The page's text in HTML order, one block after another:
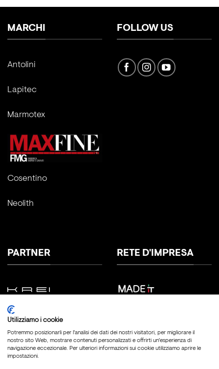
MARCHI
Antolini
Lapitec
Marmotex
Cosentino
Neolith
FOLLOW US
PARTNER RETE D'IMPRESA
Utilizziamo i cookie
Potremmo posizionarli per l'analisi dei dati dei nostri visitatori, per migliorare il
nostro sito Web, mostrare contenuti personalizzati e offrirti un'esperienza di
navigazione eccezionale. Per ulteriori informazioni sui cookie utilizziamo aprire le
impostazioni.